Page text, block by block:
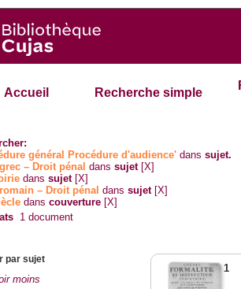
Accueil Recherche simple
général Procédure d'audience' danssujet.
– Droit pénal danssujet [X]
danssujet [X]
– Droit pénal danssujet [X]
danscouverture [X]
1 document
par sujet
moins
1